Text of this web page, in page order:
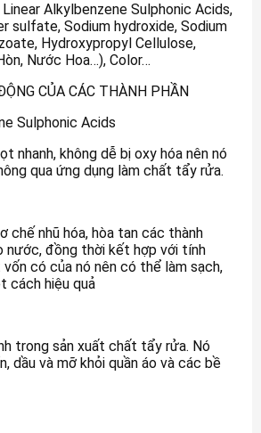
Linear Alkylbenzene Sulphonic Acids,
sulfate, Sodium hydroxide, Sodium
Hydroxypropyl Cellulose,
Nước Hoa…), Color…
CỦA CÁC THÀNH PHẦN
Sulphonic Acids
nhanh, không dễ bị oxy hóa nên nó
qua ứng dụng làm chất tẩy rửa.
chế nhũ hóa, hòa tan các thành
nước, đồng thời kết hợp với tính
có của nó nên có thể làm sạch,
cách hiệu quả
trong sản xuất chất tẩy rửa. Nó
dầu và mỡ khỏi quần áo và các bề